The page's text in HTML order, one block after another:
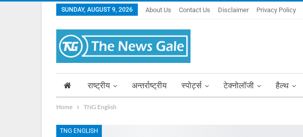
SUNDAY, AUGUST 9, 2026 About Us Contact Us Disclaimer Privacy Policy
राष्ट्रीय अन्तर्राष्ट्रीय स्पोर्ट्स टेक्नोलॉजी हैल्थ
Home TNG English
TNG ENGLISH